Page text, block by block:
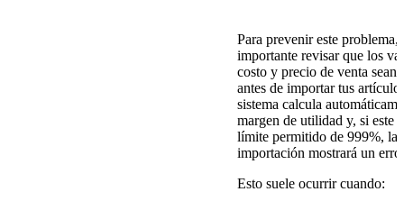
Para prevenir este problema,
importante revisar que los
costo y precio de venta sean
antes de importar tus
sistema calcula
margen de utilidad y, si este
límite permitido de 999%, la
importación mostrará un
Esto suele ocurrir cuando: